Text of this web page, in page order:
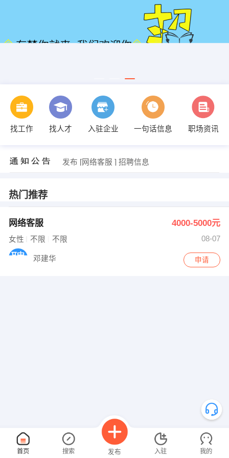
找工作 找人才 入驻企业 一句话信息 职场资讯
发布 [网络客服 ] 招聘信息
【宜昌婉晴文化传媒有限公司】 强势入驻
【邓建华】 强势入驻
发布 [网络客服 ] 招聘信息
热门推荐
网络客服 4000-5000元
女性 不限 不限 08-07
邓建华 申请
首页 搜索 发布 入驻 我的